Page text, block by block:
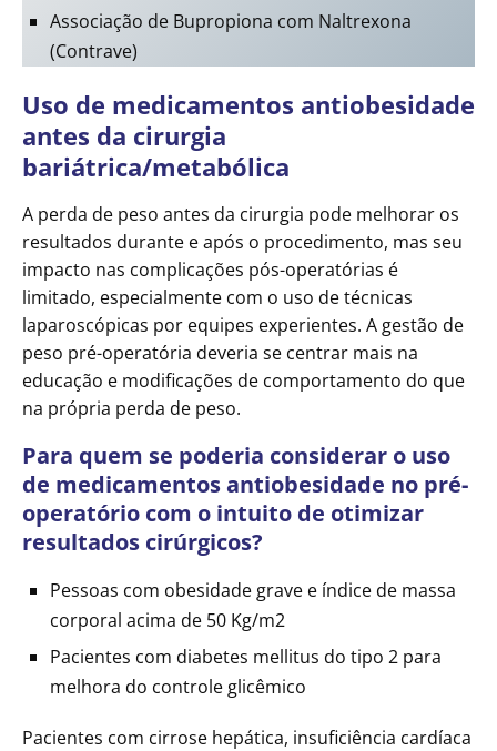
Associação de Bupropiona com Naltrexona
(Contrave)
Uso de medicamentos antiobesidade
antes da cirurgia
bariátrica/metabólica
A perda de peso antes da cirurgia pode melhorar os
resultados durante e após o procedimento, mas seu
impacto nas complicações pós-operatórias é
limitado, especialmente com o uso de técnicas
laparoscópicas por equipes experientes. A gestão de
peso pré-operatória deveria se centrar mais na
educação e modificações de comportamento do que
na própria perda de peso.
Para quem se poderia considerar o uso
de medicamentos antiobesidade no pré-
operatório com o intuito de otimizar
resultados cirúrgicos?
Pessoas com obesidade grave e índice de massa
corporal acima de 50 Kg/m2
Pacientes com diabetes mellitus do tipo 2 para
melhora do controle glicêmico
Pacientes com cirrose hepática, insuficiência cardíaca